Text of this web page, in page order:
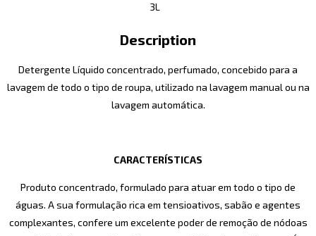
3L
Description
Detergente Líquido concentrado, perfumado, concebido para a
lavagem de todo o tipo de roupa, utilizado na lavagem manual ou na
lavagem automática.
CARACTERÍSTICAS
Produto concentrado, formulado para atuar em todo o tipo de
águas. A sua formulação rica em tensioativos, sabão e agentes
complexantes, confere um excelente poder de remoção de nódoas